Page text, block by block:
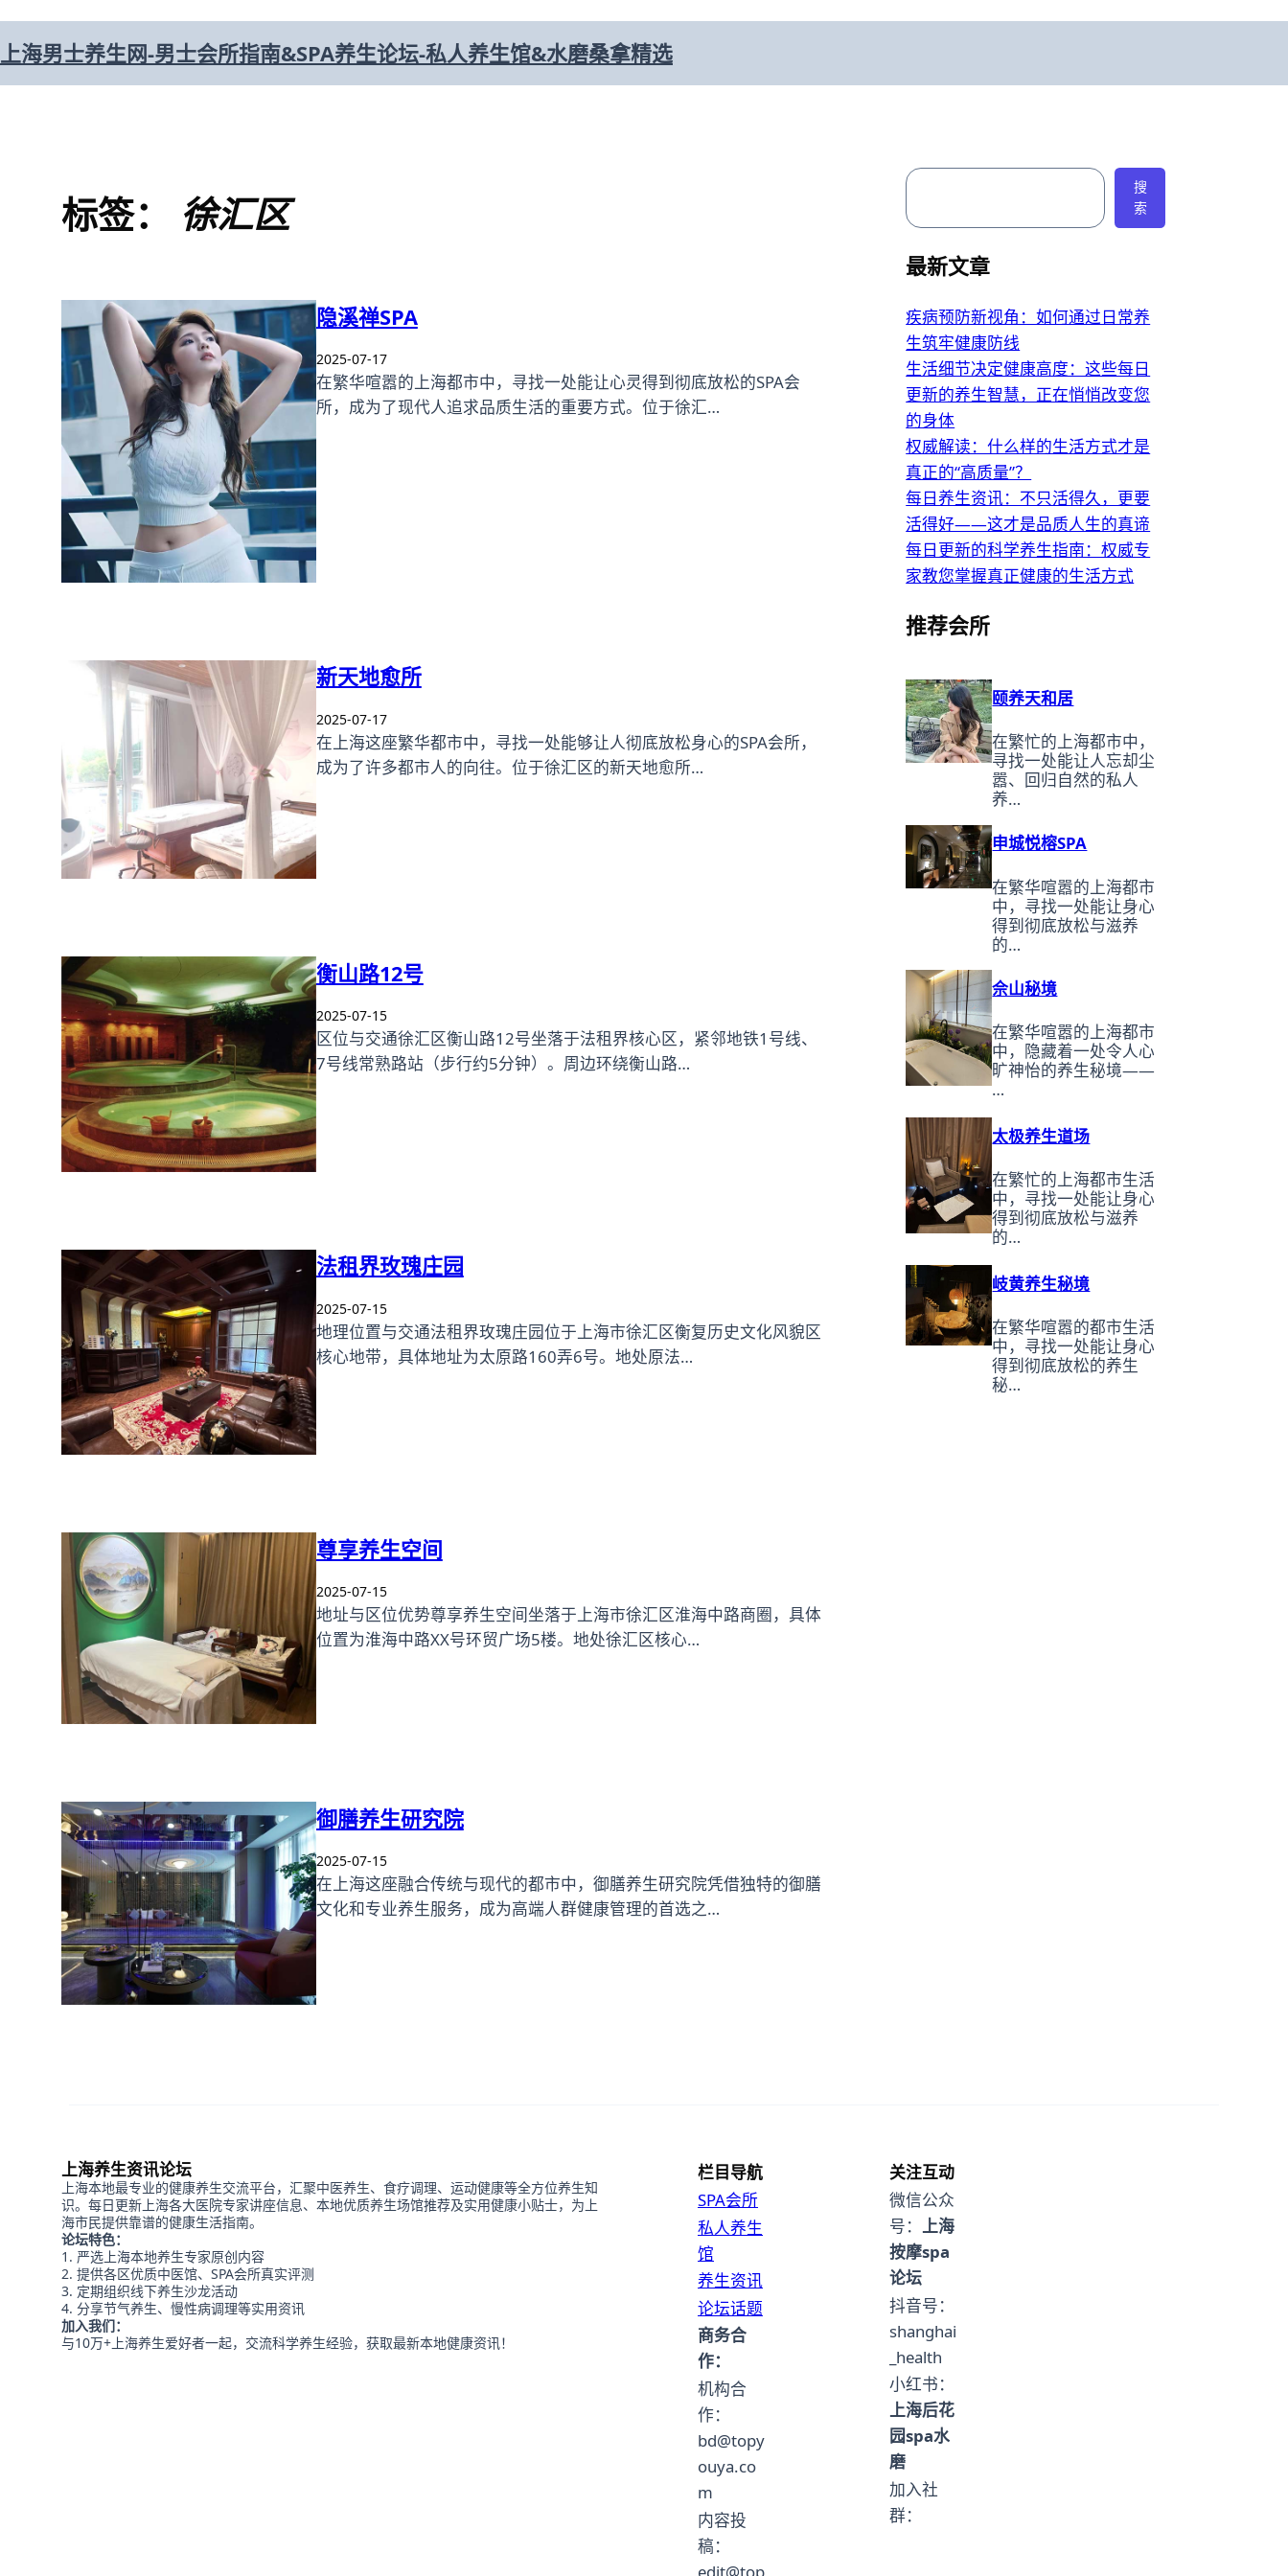
至
内
上海男士养生网-男士会所指南&SPA养生论坛-私人养生馆&水磨桑拿精选
标签： 徐汇区
隐溪禅SPA
2025-07-17
在繁华喧嚣的上海都市中，寻找一处能让心灵得到彻底放松的SPA会
所，成为了现代人追求品质生活的重要方式。位于徐汇…
新天地愈所
2025-07-17
在上海这座繁华都市中，寻找一处能够让人彻底放松身心的SPA会所，
成为了许多都市人的向往。位于徐汇区的新天地愈所…
衡山路12号
2025-07-15
区位与交通徐汇区衡山路12号坐落于法租界核心区，紧邻地铁1号线、
7号线常熟路站（步行约5分钟）。周边环绕衡山路…
法租界玫瑰庄园
2025-07-15
地理位置与交通法租界玫瑰庄园位于上海市徐汇区衡复历史文化风貌区
核心地带，具体地址为太原路160弄6号。地处原法…
尊享养生空间
2025-07-15
地址与区位优势尊享养生空间坐落于上海市徐汇区淮海中路商圈，具体
位置为淮海中路XX号环贸广场5楼。地处徐汇区核心…
御膳养生研究院
2025-07-15
在上海这座融合传统与现代的都市中，御膳养生研究院凭借独特的御膳
文化和专业养生服务，成为高端人群健康管理的首选之…
搜
搜
索
最新文章
疾病预防新视角：如何通过日常养
生筑牢健康防线
生活细节决定健康高度：这些每日
更新的养生智慧，正在悄悄改变您
的身体
权威解读：什么样的生活方式才是
真正的“高质量”？
每日养生资讯：不只活得久，更要
活得好——这才是品质人生的真谛
每日更新的科学养生指南：权威专
家教您掌握真正健康的生活方式
推荐会所
颐养天和居
在繁忙的上海都市中，
寻找一处能让人忘却尘
嚣、回归自然的私人
养…
申城悦榕SPA
在繁华喧嚣的上海都市
中，寻找一处能让身心
得到彻底放松与滋养
的…
佘山秘境
在繁华喧嚣的上海都市
中，隐藏着一处令人心
旷神怡的养生秘境——
…
太极养生道场
在繁忙的上海都市生活
中，寻找一处能让身心
得到彻底放松与滋养
的…
岐黄养生秘境
在繁华喧嚣的都市生活
中，寻找一处能让身心
得到彻底放松的养生
秘…
上海养生资讯论坛
上海本地最专业的健康养生交流平台，汇聚中医养生、食疗调理、运动健康等全方位养生知
识。每日更新上海各大医院专家讲座信息、本地优质养生场馆推荐及实用健康小贴士，为上
海市民提供靠谱的健康生活指南。
论坛特色：
严选上海本地养生专家原创内容
提供各区优质中医馆、SPA会所真实评测
定期组织线下养生沙龙活动
分享节气养生、慢性病调理等实用资讯
加入我们：
与10万+上海养生爱好者一起，交流科学养生经验，获取最新本地健康资讯！
栏目导航
SPA会所
私人养生
馆
养生资讯
论坛话题
商务合
作：
机构合
作：
bd@topy
ouya.co
m
内容投
稿：
edit@top
关注互动
微信公众
号： 上海
按摩spa
论坛
抖音号：
shanghai
_health
小红书：
上海后花
园spa水
磨
加入社
群：